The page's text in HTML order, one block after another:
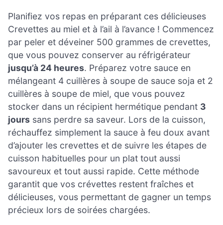
Planifiez vos repas en préparant ces délicieuses
Crevettes au miel et à l’ail à l’avance ! Commencez
par peler et déveiner 500 grammes de crevettes,
que vous pouvez conserver au réfrigérateur
jusqu’à 24 heures. Préparez votre sauce en
mélangeant 4 cuillères à soupe de sauce soja et 2
cuillères à soupe de miel, que vous pouvez
stocker dans un récipient hermétique pendant 3
jours sans perdre sa saveur. Lors de la cuisson,
réchauffez simplement la sauce à feu doux avant
d’ajouter les crevettes et de suivre les étapes de
cuisson habituelles pour un plat tout aussi
savoureux et tout aussi rapide. Cette méthode
garantit que vos crévettes restent fraîches et
délicieuses, vous permettant de gagner un temps
précieux lors de soirées chargées.